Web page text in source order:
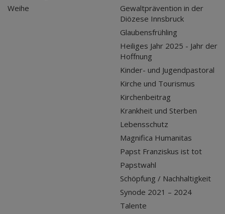
Weihe
Gewaltprävention in der
Diözese Innsbruck
Glaubensfrühling
Heiliges Jahr 2025 - Jahr der
Hoffnung
Kinder- und Jugendpastoral
Kirche und Tourismus
Kirchenbeitrag
Krankheit und Sterben
Lebensschutz
Magnifica Humanitas
Papst Franziskus ist tot
Papstwahl
Schöpfung / Nachhaltigkeit
Synode 2021 – 2024
Talente